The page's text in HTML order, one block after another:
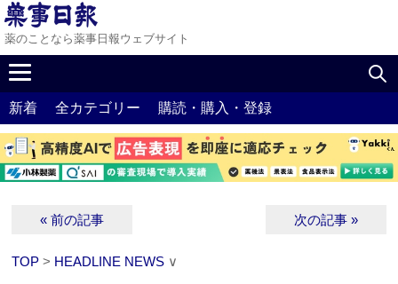
薬のことなら薬事日報ウェブサイト
新着 全カテゴリー 購読・購入・登録
« 前の記事 次の記事 »
TOP > HEADLINE NEWS ∨